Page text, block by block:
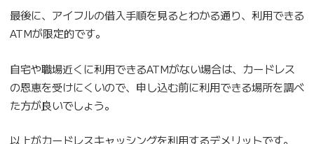
最後に、アイフルの借入手順を見るとわかる通り、利用できる
ATMが限定的です。
自宅や職場近くに利用できるATMがない場合は、カードレス
の恩恵を受けにくいので、申し込む前に利用できる場所を調べ
た方が良いでしょう。
以上がカードレスキャッシングを利用するデメリットです。